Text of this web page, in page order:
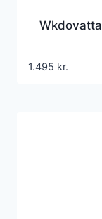
Wkdovatta
1.495 kr.